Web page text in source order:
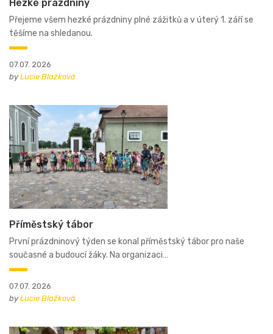
Hezké prázdniny
Přejeme všem hezké prázdniny plné zážitků a v úterý 1. září se
těšíme na shledanou.
07.07. 2026
byLucie Blažková
Příměstský tábor
První prázdninový týden se konal příměstský tábor pro naše
současné a budoucí žáky. Na organizaci…
07.07. 2026
byLucie Blažková